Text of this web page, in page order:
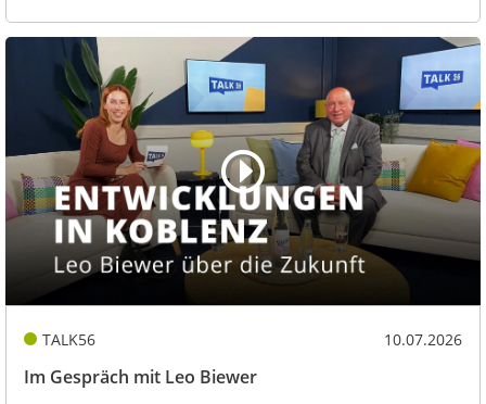
TALK56 10.07.2026
Im Gespräch mit Leo Biewer